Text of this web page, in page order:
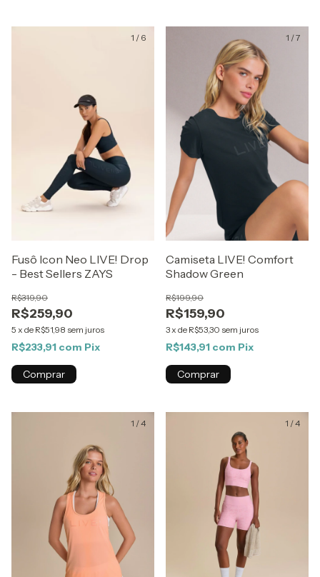
1 / 6
Fusô Icon Neo LIVE! Drop
- Best Sellers ZAYS
R$259,90
R$319,90
5 x de R$51,98 sem juros
R$233,91 com Pix
Comprar
1 /7
Camiseta LIVE! Comfort
Shadow Green
R$159,90
R$199,90
3x de R$53,30 sem juros
R$143,91 com Pix
Comprar
1 /4 1 /4